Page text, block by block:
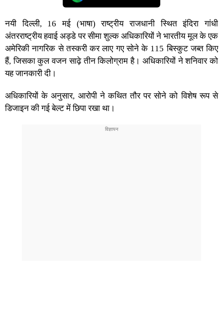
नयी दिल्ली, 16 मई (भाषा) राष्ट्रीय राजधानी स्थित इंदिरा गांधी
अंतरराष्ट्रीय हवाई अड्डे पर सीमा शुल्क अधिकारियों ने भारतीय मूल के एक
अमेरिकी नागरिक से तस्करी कर लाए गए सोने के 115 बिस्कुट जब्त किए
हैं, जिसका कुल वजन साढ़े तीन किलोग्राम है। अधिकारियों ने शनिवार को
यह जानकारी दी।
अधिकारियों के अनुसार, आरोपी ने कथित तौर पर सोने को विशेष रूप से
डिजाइन की गई बेल्ट में छिपा रखा था।